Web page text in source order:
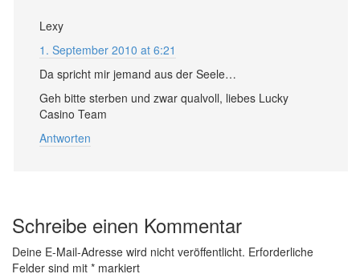
Lexy
1. September 2010 at 6:21
Da spricht mir jemand aus der Seele…
Geh bitte sterben und zwar qualvoll, liebes Lucky
Casino Team
Antworten
Schreibe einen Kommentar
Deine E-Mail-Adresse wird nicht veröffentlicht. Erforderliche
Felder sind mit * markiert